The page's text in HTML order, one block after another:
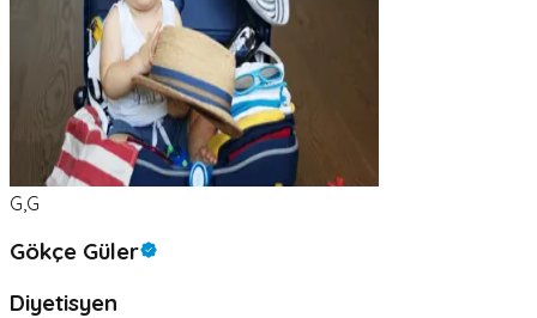
G,G
Gökçe Güler
Diyetisyen